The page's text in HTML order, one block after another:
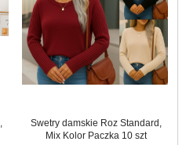
Swetry damskie Roz Standard,
Mix Kolor Paczka 10 szt